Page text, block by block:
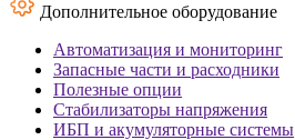
Дополнительное оборудование
Автоматизация и мониторинг
Запасные части и расходники
Полезные опции
Стабилизаторы напряжения
ИБП и акумуляторные системы